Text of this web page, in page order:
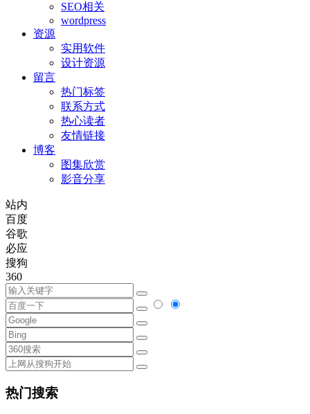
SEO相关
wordpress
资源
实用软件
设计资源
留言
热门标签
联系方式
热心读者
友情链接
博客
图集欣赏
影音分享
站内
百度
谷歌
必应
搜狗
360
热门搜索